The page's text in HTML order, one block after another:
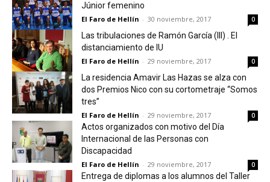
Júnior femenino
El Faro de Hellín - 30 noviembre, 2017 0
Las tribulaciones de Ramón García (III) . El
distanciamiento de IU
El Faro de Hellín - 29 noviembre, 2017 0
La residencia Amavir Las Hazas se alza con
dos Premios Nico con su cortometraje “Somos
tres”
El Faro de Hellín - 29 noviembre, 2017 0
Actos organizados con motivo del Día
Internacional de las Personas con
Discapacidad
El Faro de Hellín - 29 noviembre, 2017 0
Entrega de diplomas a los alumnos del Taller